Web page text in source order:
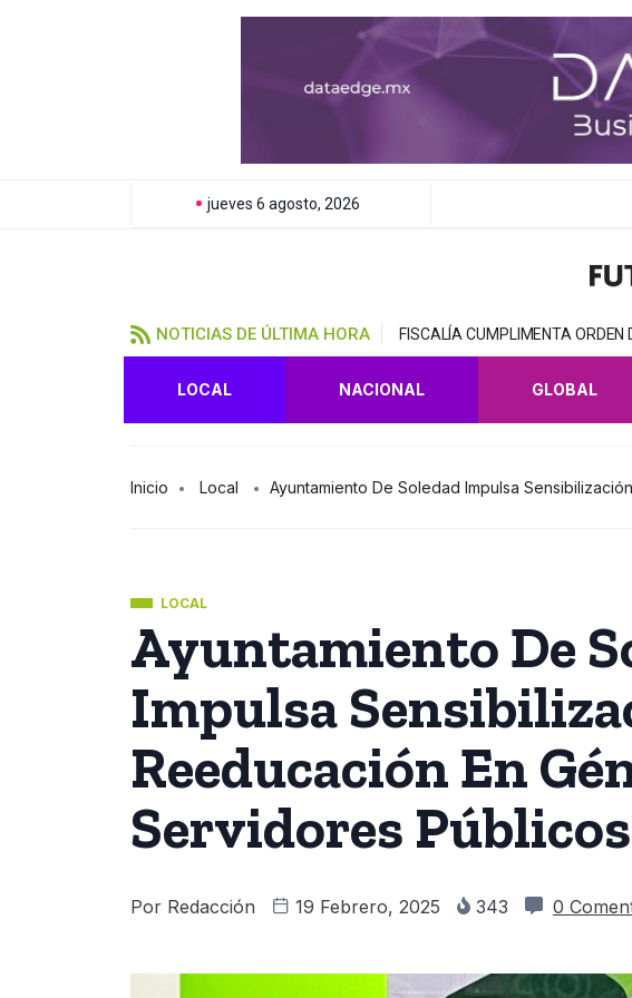
jueves 6 agosto, 2026
NOTICIAS DE ÚLTIMA HORA FISCALÍA CUMPLIMENTA ORDEN
LOCAL NACIONAL GLOBAL
Inicio Local Ayuntamiento De Soledad Impulsa
LOCAL
Ayuntamiento De
Impulsa
Reeducación En
Servidores Públicos
Por Redacción 19 Febrero, 2025 343 0